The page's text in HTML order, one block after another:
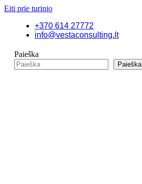
Eiti prie turinio
+370 614 27772
info@vestaconsulting.lt
Paieška
Paieška